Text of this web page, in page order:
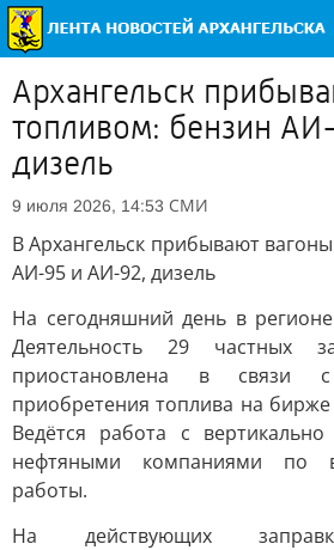
Архангельск
топливом: бензин
дизель
9 июля 2026, 14:53 СМИ
В Архангельск прибывают
АИ-95 и АИ-92, дизель
На сегодняшний день в
Деятельность 29 частных
приостановлена в связи с
приобретения топлива на
Ведётся работа с
нефтяными компаниями по
работы.
На действующих